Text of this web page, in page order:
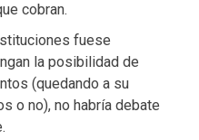
cobran.
fuese
la posibilidad de
(quedando a su
o no), no habría debate